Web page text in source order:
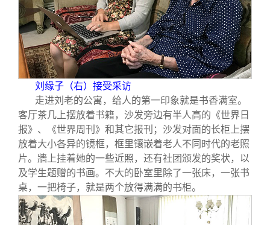
三创大赛
实用信息
会长致辞
总会章程
理事会名单
制度法规
联系我们
刘缘子（右）接受采访
走进刘老的公寓，给人的第一印象就是书香满室。
客厅茶几上摆放着书籍，沙发旁边有半人高的《世界日
报》、《世界周刊》和其它报刊；沙发对面的长柜上摆
放着大小各异的镜框，框里镶嵌着老人不同时代的老照
片。牆上挂着她的一些近照，还有社团颁发的奖状，以
及学生题赠的书画。不大的卧室里除了一张床，一张书
桌，一把椅子，就是两个放得满满的书柜。